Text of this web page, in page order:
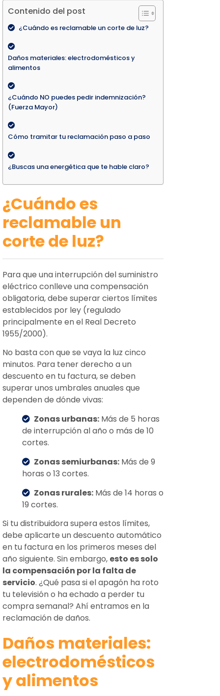
Contenido del post
¿Cuándo es reclamable un corte de luz?
Daños materiales: electrodomésticos y
alimentos
¿Cuándo NO puedes pedir indemnización?
(Fuerza Mayor)
Cómo tramitar tu reclamación paso a paso
¿Buscas una energética que te hable claro?
¿Cuándo es
reclamable un
corte de luz?
Para que una interrupción del suministro
eléctrico conlleve una compensación
obligatoria, debe superar ciertos límites
establecidos por ley (regulado
principalmente en el Real Decreto
1955/2000).
No basta con que se vaya la luz cinco
minutos. Para tener derecho a un
descuento en tu factura, se deben
superar unos umbrales anuales que
dependen de dónde vivas:
Zonas urbanas: Más de 5 horas
de interrupción al año o más de 10
cortes.
Zonas semiurbanas: Más de 9
horas o 13 cortes.
Zonas rurales: Más de 14 horas o
19 cortes.
Si tu distribuidora supera estos límites,
debe aplicarte un descuento automático
en tu factura en los primeros meses del
año siguiente. Sin embargo, esto es solo
la compensación por la falta de
servicio. ¿Qué pasa si el apagón ha roto
tu televisión o ha echado a perder tu
compra semanal? Ahí entramos en la
reclamación de daños.
Daños materiales:
electrodomésticos
y alimentos